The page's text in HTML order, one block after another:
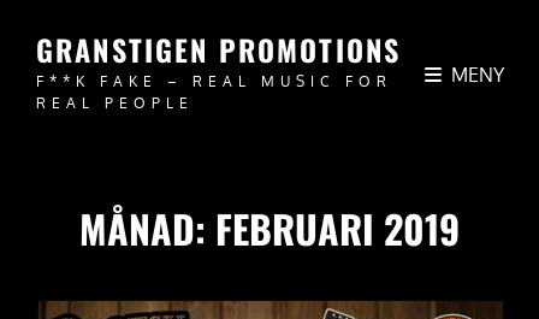
GRANSTIGEN PROMOTIONS
F**K FAKE – REAL MUSIC FOR
REAL PEOPLE
MENY
MÅNAD: FEBRUARI 2019